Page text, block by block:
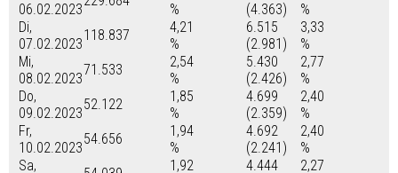
06.02.2023
%
(4.363)
%
Di,
07.02.2023
118.837
4,21
%
6.515
(2.981)
3,33
%
Mi,
08.02.2023
71.533
2,54
%
5.430
(2.426)
2,77
%
Do,
09.02.2023
52.122
1,85
%
4.699
(2.359)
2,40
%
Fr,
10.02.2023
54.656
1,94
%
4.692
(2.241)
2,40
%
Sa,
1,92
4.444
2,27